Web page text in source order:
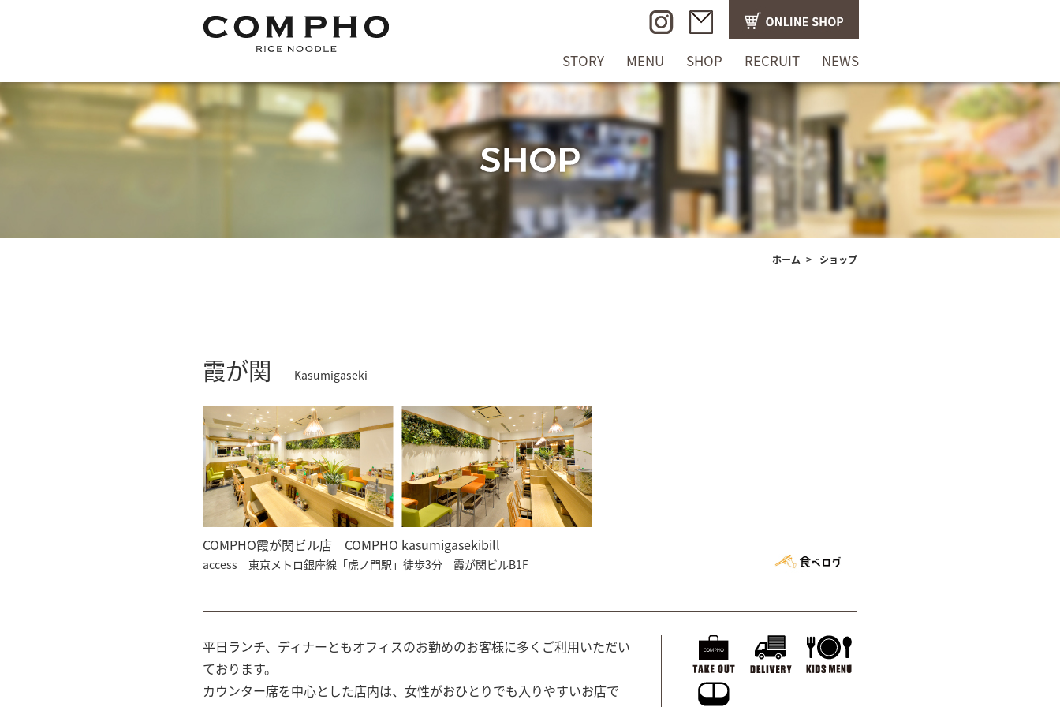
STORY MENU SHOP RECRUIT NEWS
ホーム > ショップ
霞が関 Kasumigaseki
COMPHO霞が関ビル店 COMPHO kasumigasekibill
access 東京メトロ銀座線「虎ノ門駅」徒歩3分 霞が関ビルB1F
平日ランチ、ディナーともオフィスのお勤めのお客様に多くご利用いただい
ております。
カウンター席を中心とした店内は、女性がおひとりでも入りやすいお店で